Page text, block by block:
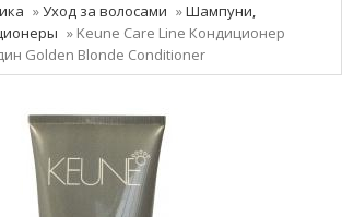
»Уход за волосами »Шампуни,
» Keune Care Line Кондиционер
Golden Blonde Conditioner